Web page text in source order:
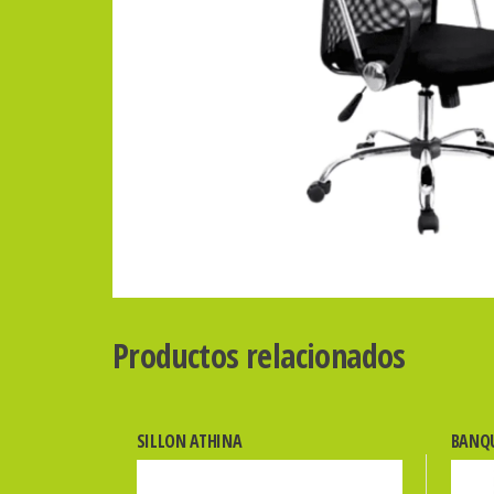
Productos relacionados
SILLON ATHINA